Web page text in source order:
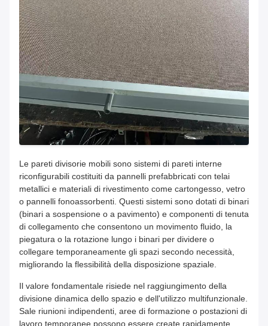
Le pareti divisorie mobili sono sistemi di pareti interne
riconfigurabili costituiti da pannelli prefabbricati con telai
metallici e materiali di rivestimento come cartongesso, vetro
o pannelli fonoassorbenti. Questi sistemi sono dotati di binari
(binari a sospensione o a pavimento) e componenti di tenuta
di collegamento che consentono un movimento fluido, la
piegatura o la rotazione lungo i binari per dividere o
collegare temporaneamente gli spazi secondo necessità,
migliorando la flessibilità della disposizione spaziale.
Il valore fondamentale risiede nel raggiungimento della
divisione dinamica dello spazio e dell'utilizzo multifunzionale.
Sale riunioni indipendenti, aree di formazione o postazioni di
lavoro temporanee possono essere create rapidamente